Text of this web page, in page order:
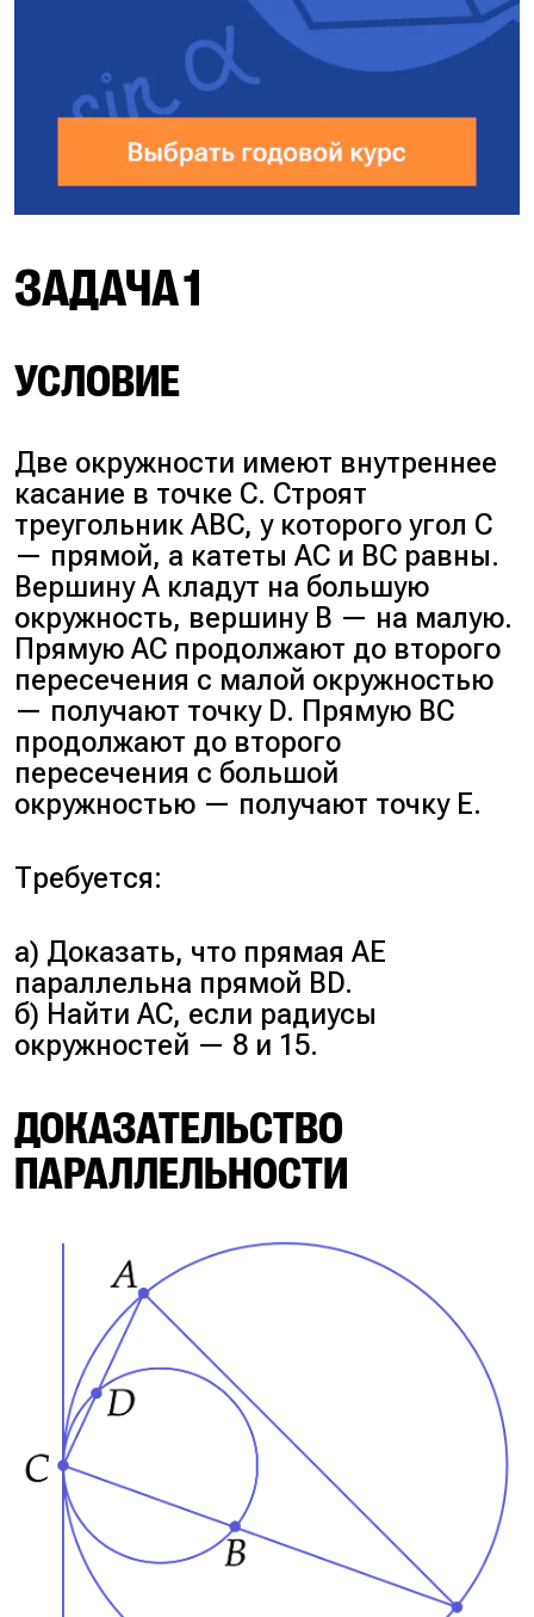
ЗАДАЧА 1
УСЛОВИЕ
Две окружности имеют внутреннее
касание в точке C. Строят
треугольник ABC, у которого угол C
— прямой, а катеты AC и BC равны.
Вершину A кладут на большую
окружность, вершину B — на малую.
Прямую AC продолжают до второго
пересечения с малой окружностью
— получают точку D. Прямую BC
продолжают до второго
пересечения с большой
окружностью — получают точку E.
Требуется:
а) Доказать, что прямая AE
параллельна прямой BD.
б) Найти AC, если радиусы
окружностей — 8 и 15.
ДОКАЗАТЕЛЬСТВО
ПАРАЛЛЕЛЬНОСТИ